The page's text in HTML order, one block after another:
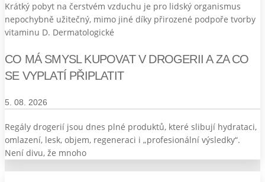
Krátký pobyt na čerstvém vzduchu je pro lidský organismus
nepochybně užitečný, mimo jiné díky přirozené podpoře tvorby
vitaminu D. Dermatologické
CO MÁ SMYSL KUPOVAT V DROGERII A ZA CO
SE VYPLATÍ PŘIPLATIT
5. 08. 2026
Regály drogerií jsou dnes plné produktů, které slibují hydrataci,
omlazení, lesk, objem, regeneraci i „profesionální výsledky“.
Není divu, že mnoho